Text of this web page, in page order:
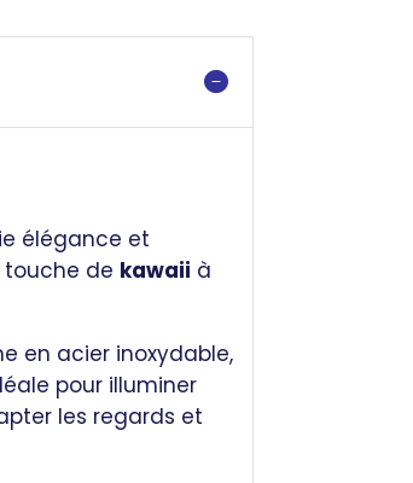
élégance et
touche de kawaii à
en acier inoxydable,
pour illuminer
les regards et